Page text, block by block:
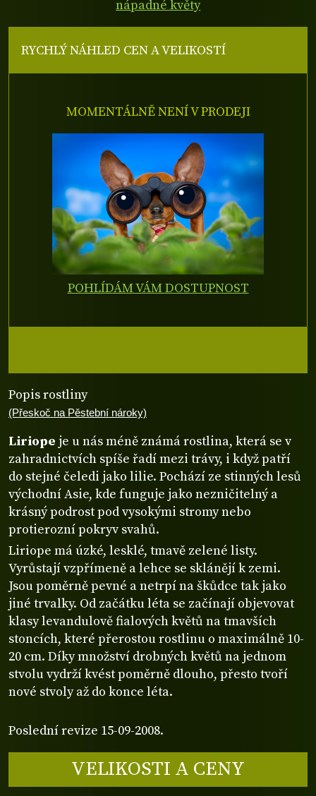
nápadné květy
Popis rostliny
(Přeskoč na Pěstební nároky)
Liriope je u nás méně známá rostlina, která se v
zahradnictvích spíše řadí mezi trávy, i když patří
do stejné čeledi jako lilie. Pochází ze stinných lesů
východní Asie, kde funguje jako nezničitelný a
krásný podrost pod vysokými stromy nebo
protierozní pokryv svahů.
Liriope má úzké, lesklé, tmavě zelené listy.
Vyrůstají vzpřímeně a lehce se sklánějí k zemi.
Jsou poměrně pevné a netrpí na škůdce tak jako
jiné trvalky. Od začátku léta se začínají objevovat
klasy levandulově fialových květů na tmavších
stoncích, které přerostou rostlinu o maximálně 10-
20 cm. Díky množství drobných květů na jednom
stvolu vydrží kvést poměrně dlouho, přesto tvoří
nové stvoly až do konce léta.
Poslední revize 15-09-2008.
VELIKOSTI A CENY
RYCHLÝ NÁHLED CEN A VELIKOSTÍ
MOMENTÁLNĚ NENÍ V PRODEJI
POHLÍDÁM VÁM DOSTUPNOST